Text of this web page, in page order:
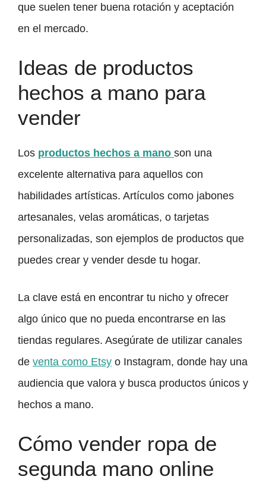
que suelen tener buena rotación y aceptación
en el mercado.
Ideas de productos
hechos a mano para
vender
Los productos hechos a mano son una
excelente alternativa para aquellos con
habilidades artísticas. Artículos como jabones
artesanales, velas aromáticas, o tarjetas
personalizadas, son ejemplos de productos que
puedes crear y vender desde tu hogar.
La clave está en encontrar tu nicho y ofrecer
algo único que no pueda encontrarse en las
tiendas regulares. Asegúrate de utilizar canales
de venta como Etsy o Instagram, donde hay una
audiencia que valora y busca productos únicos y
hechos a mano.
Cómo vender ropa de
segunda mano online